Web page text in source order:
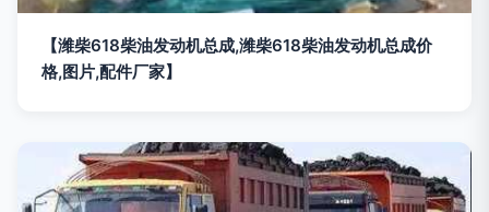
【潍柴618柴油发动机总成,潍柴618柴油发动机总成价
格,图片,配件厂家】